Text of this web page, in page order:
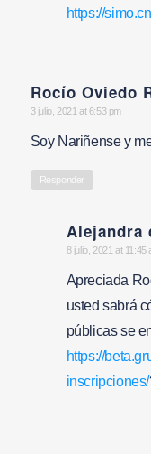
https://
Rocío Oviedo
says:
3 julio, 2021 at 6:53 pm
Soy Nariñense y
Responder
Alejandra
says:
8 julio, 2021 at 11:45
Apreciada
usted sabrá
públicas se
https://
inscripciones/